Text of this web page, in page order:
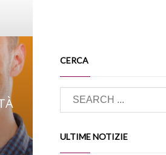
CERCA
ULTIME NOTIZIE